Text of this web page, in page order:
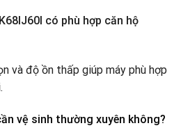
có phù hợp căn hộ
và độ ồn thấp giúp máy phù hợp
vệ sinh thường xuyên không?